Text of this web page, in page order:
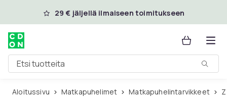
Ohita ja siirry pääsisältöön
29 € jäljellä ilmaiseen toimitukseen
Etsi tuotteita
Aloitussivu Matkapuhelimet Matkapuhelintarvikkeet